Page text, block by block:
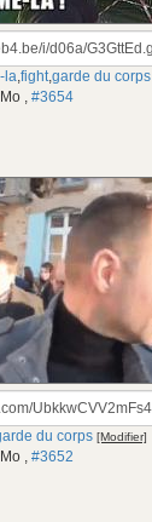
la,fight,garde du corps
, #3654
du corps [Modifier]
, #3652